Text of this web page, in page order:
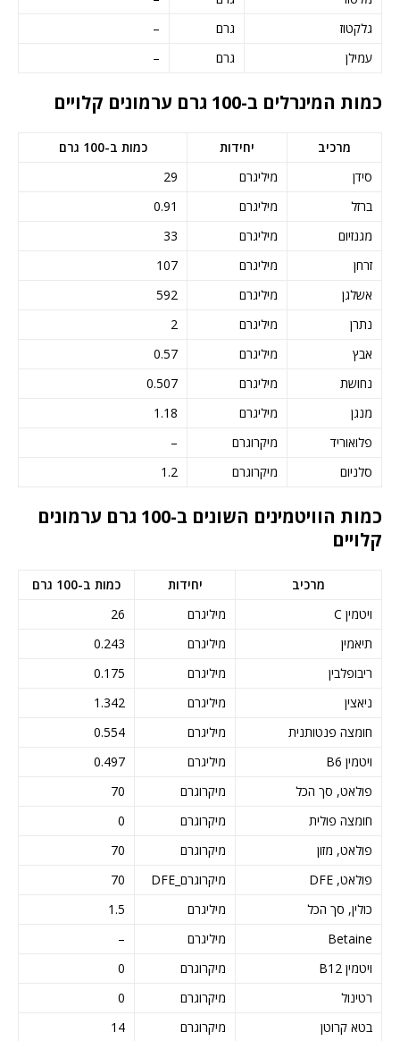
גלקטוז
גרם
–
עמילן
גרם –
כמות המינרלים ב-100 גרם ערמונים קלויים
מרכיב יחידות
כמות ב-100 גרם
סידן
מיליגרם
29
ברזל
מיליגרם
0.91
מגנזיום
מיליגרם
33
זרחן
מיליגרם
107
אשלגן
מיליגרם
592
נתרן
מיליגרם
2
אבץ
מיליגרם
0.57
נחושת
מיליגרם
0.507
מנגן
מיליגרם
1.18
פלואוריד
מיקרוגרם
–
סלניום
מיקרוגרם 1.2
כמות הוויטמינים השונים ב-100 גרם ערמונים
קלויים
מרכיב יחידות
כמות ב-100 גרם
ויטמין C
מיליגרם
26
תיאמין
מיליגרם
0.243
ריבופלבין
מיליגרם
0.175
ניאצין
מיליגרם
1.342
חומצה פנטותנית
מיליגרם
0.554
ויטמין B6
מיליגרם
0.497
פולאט, סך הכל
מיקרוגרם
70
חומצה פולית
מיקרוגרם
0
פולאט, מזון
מיקרוגרם
70
פולאט, DFE
מיקרוגרם_DFE
70
כולין, סך הכל
מיליגרם
1.5
Betaine
מיליגרם
–
ויטמין B12
מיקרוגרם
0
רטינול
מיקרוגרם
0
בטא קרוטן
מיקרוגרם 14